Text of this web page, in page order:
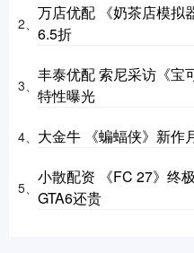
2、
万店优配 《奶茶店模拟
6.5折
3、
丰泰优配 索尼采访《宝
特性曝光
4、 大金牛 《蝙蝠侠》新作
5、
小散配资 《FC 27》终
GTA6还贵